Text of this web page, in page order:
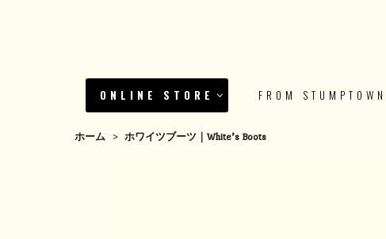
ONLINE STORE FROM STUMPTOWN
ホーム > ホワイツブーツ｜White’s Boots